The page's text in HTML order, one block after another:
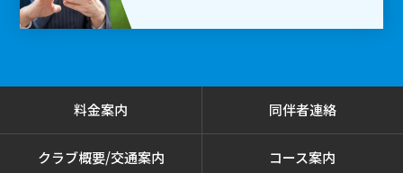
料金案内 同伴者連絡
クラブ概要/交通案内 コース案内